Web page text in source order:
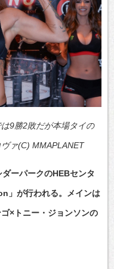
9勝2敗だが本場タイの
ァ(C) MMAPLANET
ーパークのHEBセンタ
が行われる。メインは
×トニー・ジョンソンの